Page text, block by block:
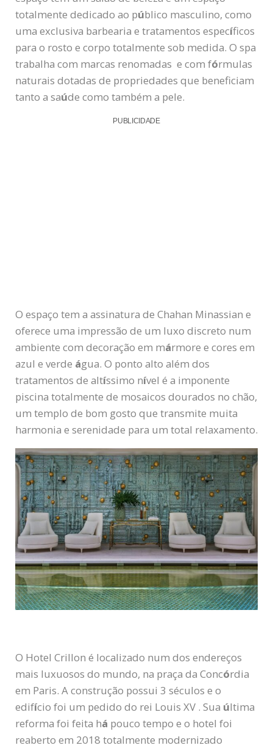
totalmente dedicado ao público masculino, como
uma exclusiva barbearia e tratamentos específicos
para o rosto e corpo totalmente sob medida. O spa
trabalha com marcas renomadas e com fórmulas
naturais dotadas de propriedades que beneficiam
tanto a saúde como também a pele.
PUBLICIDADE
O espaço tem a assinatura de Chahan Minassian e
oferece uma impressão de um luxo discreto num
ambiente com decoração em mármore e cores em
azul e verde água. O ponto alto além dos
tratamentos de altíssimo nível é a imponente
piscina totalmente de mosaicos dourados no chão,
um templo de bom gosto que transmite muita
harmonia e serenidade para um total relaxamento.
O Hotel Crillon é localizado num dos endereços
mais luxuosos do mundo, na praça da Concórdia
em Paris. A construção possui 3 séculos e o
edifício foi um pedido do rei Louis XV . Sua última
reforma foi feita há pouco tempo e o hotel foi
reaberto em 2018 totalmente modernizado